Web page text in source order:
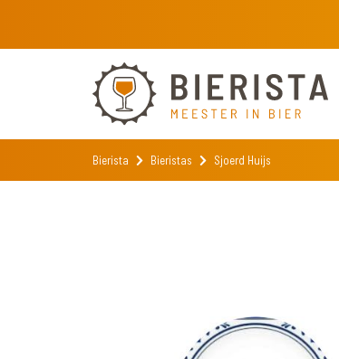
Bierista Bieristas Sjoerd Huijs